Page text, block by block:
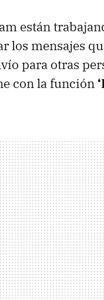
están
los mensajes
para otras
con la función